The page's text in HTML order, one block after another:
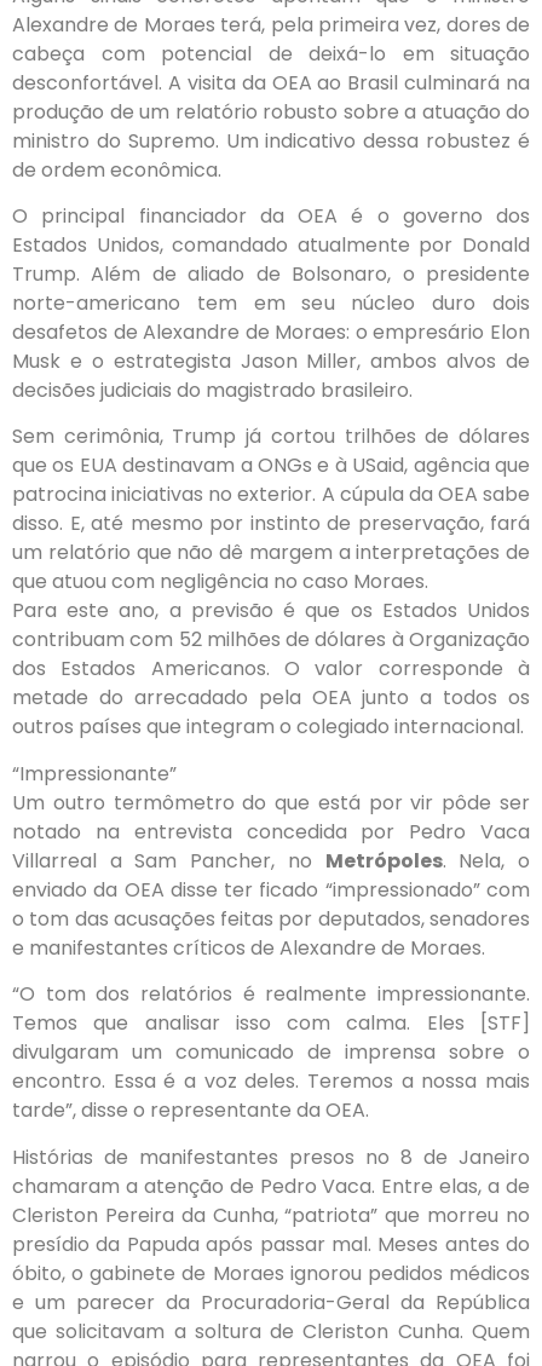
Alexandre de Moraes terá, pela primeira vez, dores de
cabeça com potencial de deixá-lo em situação
desconfortável. A visita da OEA ao Brasil culminará na
produção de um relatório robusto sobre a atuação do
ministro do Supremo. Um indicativo dessa robustez é
de ordem econômica.
O principal financiador da OEA é o governo dos
Estados Unidos, comandado atualmente por Donald
Trump. Além de aliado de Bolsonaro, o presidente
norte-americano tem em seu núcleo duro dois
desafetos de Alexandre de Moraes: o empresário Elon
Musk e o estrategista Jason Miller, ambos alvos de
decisões judiciais do magistrado brasileiro.
Sem cerimônia, Trump já cortou trilhões de dólares
que os EUA destinavam a ONGs e à USaid, agência que
patrocina iniciativas no exterior. A cúpula da OEA sabe
disso. E, até mesmo por instinto de preservação, fará
um relatório que não dê margem a interpretações de
que atuou com negligência no caso Moraes.
Para este ano, a previsão é que os Estados Unidos
contribuam com 52 milhões de dólares à Organização
dos Estados Americanos. O valor corresponde à
metade do arrecadado pela OEA junto a todos os
outros países que integram o colegiado internacional.
“Impressionante”
Um outro termômetro do que está por vir pôde ser
notado na entrevista concedida por Pedro Vaca
Villarreal a Sam Pancher, no Metrópoles. Nela, o
enviado da OEA disse ter ficado “impressionado” com
o tom das acusações feitas por deputados, senadores
e manifestantes críticos de Alexandre de Moraes.
“O tom dos relatórios é realmente impressionante.
Temos que analisar isso com calma. Eles [STF]
divulgaram um comunicado de imprensa sobre o
encontro. Essa é a voz deles. Teremos a nossa mais
tarde”, disse o representante da OEA.
Histórias de manifestantes presos no 8 de Janeiro
chamaram a atenção de Pedro Vaca. Entre elas, a de
Cleriston Pereira da Cunha, “patriota” que morreu no
presídio da Papuda após passar mal. Meses antes do
óbito, o gabinete de Moraes ignorou pedidos médicos
e um parecer da Procuradoria-Geral da República
que solicitavam a soltura de Cleriston Cunha. Quem
narrou o episódio para representantes da OEA foi